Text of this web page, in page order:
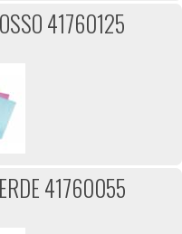
41760125
41760055